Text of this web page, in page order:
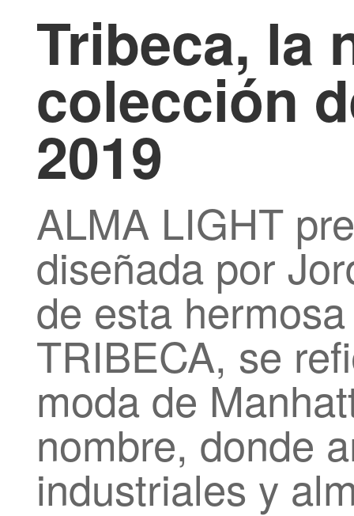
Tribeca, la
colección
2019
ALMA LIGHT
diseñada por
de esta
TRIBECA, se
moda de
nombre, donde
industriales y